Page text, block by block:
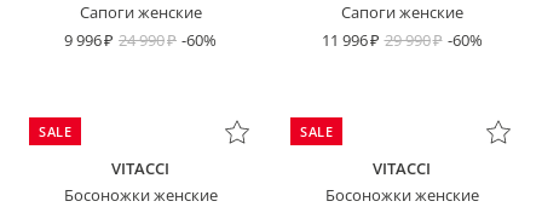
Сапоги женские
9 996
24 990 -60%
Сапоги женские
11 996
29 990 -60%
SALE
VITACCI
Босоножки женские
SALE
VITACCI
Босоножки женские